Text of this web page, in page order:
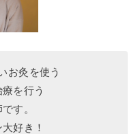
お灸を使う
を行う
です。
好き！